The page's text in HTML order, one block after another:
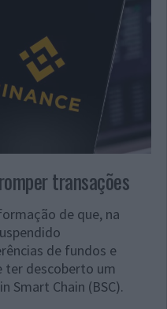
transações
de que, na
de fundos e
ter descoberto um
Smart Chain (BSC).